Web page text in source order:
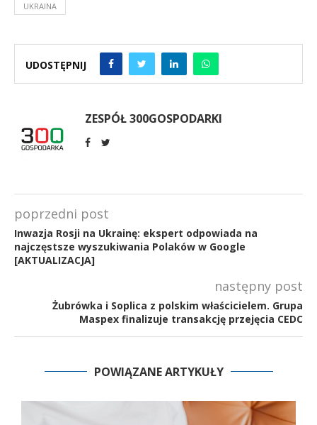
UKRAINA
UDOSTĘPNIJ
ZESPÓŁ 300GOSPODARKI
poprzedni post
Inwazja Rosji na Ukrainę: ekspert odpowiada na
najczęstsze wyszukiwania Polaków w Google
[AKTUALIZACJA]
następny post
Żubrówka i Soplica z polskim właścicielem. Grupa
Maspex finalizuje transakcję przejęcia CEDC
POWIĄZANE ARTYKUŁY